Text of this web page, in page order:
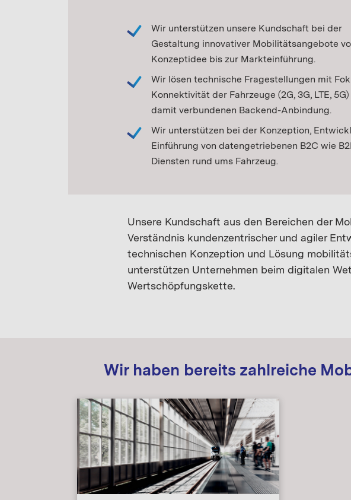
Wir unterstützen unsere Kundschaft bei der
Gestaltung innovativer Mobilitätsangebote
Konzeptidee bis zur Markteinführung.
Wir lösen technische Fragestellungen mit
Konnektivität der Fahrzeuge (2G, 3G, LTE,
damit verbundenen Backend-Anbindung.
Wir unterstützen bei der Konzeption,
Einführung von datengetriebenen B2C wie
Diensten rund ums Fahrzeug.
Unsere Kundschaft aus den Bereichen der
Verständnis kundenzentrischer und agiler
technischen Konzeption und Lösung
unterstützen Unternehmen beim digitalen
Wertschöpfungskette.
Wir haben bereits zahlreiche